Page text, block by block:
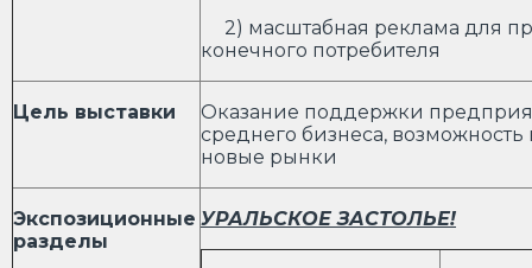
2) масштабная реклама для
конечного потребителя
Цель выставки
Оказание поддержки
среднего бизнеса, возможность
новые рынки
Экспозиционные
разделы
УРАЛЬСКОЕ ЗАСТОЛЬЕ!